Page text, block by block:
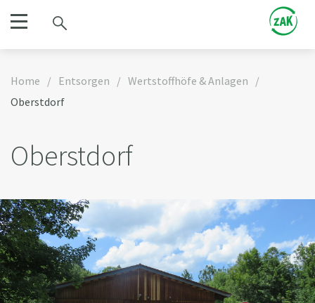
Home / Entsorgen / Wertstoffhöfe & Anlagen /
Oberstdorf
Oberstdorf